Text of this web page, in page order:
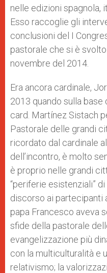
nelle edizioni spagnola,
Esso raccoglie gli
conclusioni del I
pastorale che si è
novembre del 2014.
Era ancora cardinale,
2013 quando sulla base
card. Martínez Sistach
Pastorale delle grandi
ricordato dal cardinale
dell’incontro, è molto
è proprio nelle grandi
“periferie esistenziali”
discorso ai partecipanti
papa Francesco aveva
sfide della pastorale
evangelizzazione più
con la multiculturalità e
relativismo; la